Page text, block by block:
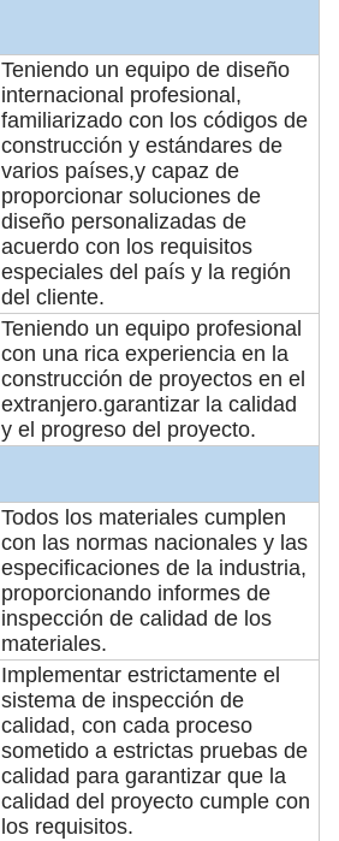
Teniendo un equipo de diseño
internacional profesional,
familiarizado con los códigos de
construcción y estándares de
varios países,y capaz de
proporcionar soluciones de
diseño personalizadas de
acuerdo con los requisitos
especiales del país y la región
del cliente.
Teniendo un equipo profesional
con una rica experiencia en la
construcción de proyectos en el
extranjero.garantizar la calidad
y el progreso del proyecto.
Todos los materiales cumplen
con las normas nacionales y las
especificaciones de la industria,
proporcionando informes de
inspección de calidad de los
materiales.
Implementar estrictamente el
sistema de inspección de
calidad, con cada proceso
sometido a estrictas pruebas de
calidad para garantizar que la
calidad del proyecto cumple con
los requisitos.